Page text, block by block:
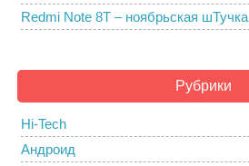
Redmi Note 8T – ноябрьская шТучка
Рубрики
Hi-Tech
Андроид